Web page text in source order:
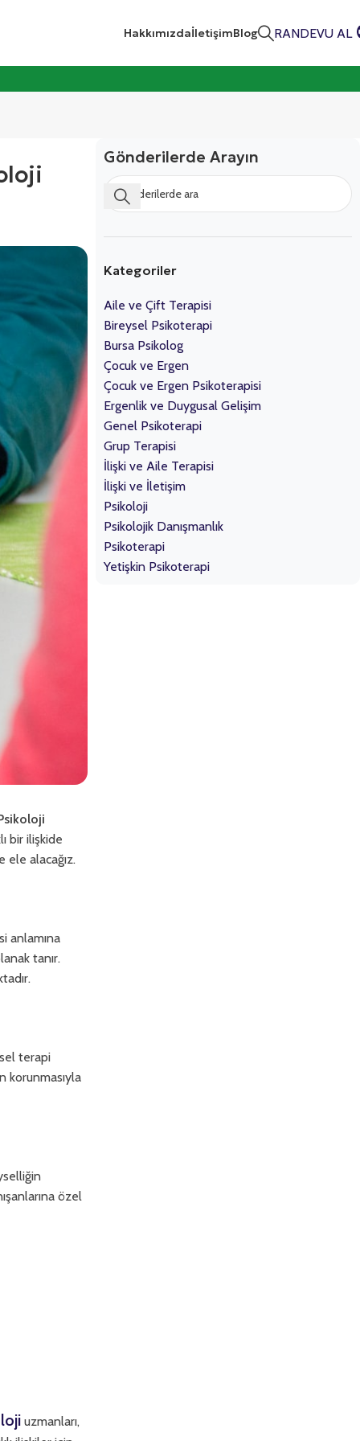
HakkımızdaİletişimBlog RANDEVU AL
bir ilişkide
ele alacağız.
anlamına
tanır.
terapi
korunmasıyla
özel
uzmanları,
Gönderilerde Arayın
Kategoriler
Aile ve Çift Terapisi
Bireysel Psikoterapi
Bursa Psikolog
Çocuk ve Ergen
Çocuk ve Ergen Psikoterapisi
Ergenlik ve Duygusal Gelişim
Genel Psikoterapi
Grup Terapisi
İlişki ve Aile Terapisi
İlişki ve İletişim
Psikoloji
Psikolojik Danışmanlık
Psikoterapi
Yetişkin Psikoterapi